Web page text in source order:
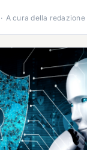
· A cura della redazione